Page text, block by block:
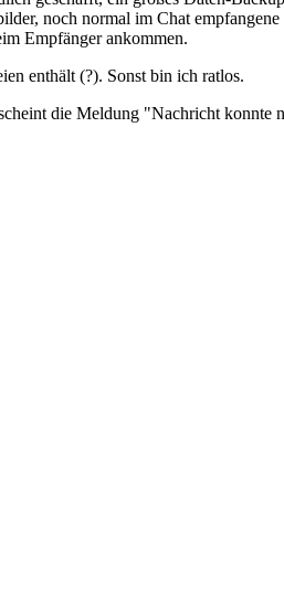
noch normal im Chat empfangene
Empfänger ankommen.
enthält (?). Sonst bin ich ratlos.
die Meldung "Nachricht konnte